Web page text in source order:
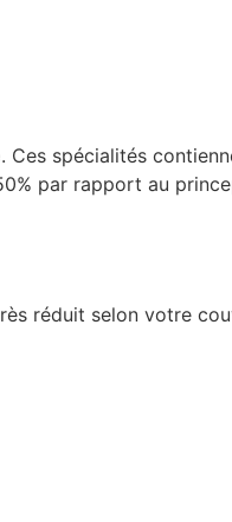
. Ces spécialités
par rapport au
réduit selon votre